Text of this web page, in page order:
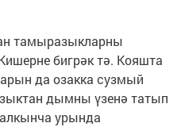
тамыразыкларны
бигрәк тә. Кояшта
да озакка сузмый
дымны үзенә татып
урында